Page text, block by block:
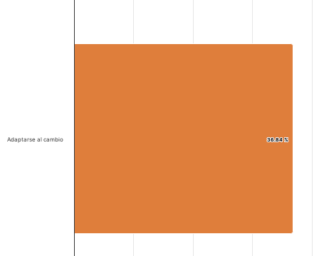
36.84 %
36.84 %
Adaptarse al cambio